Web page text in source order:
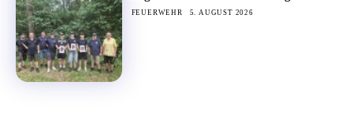
FEUERWEHR 5. AUGUST 2026